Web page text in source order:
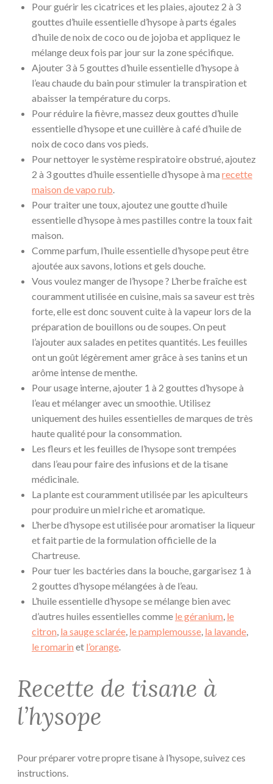
Pour guérir les cicatrices et les plaies, ajoutez 2 à 3
gouttes d’huile essentielle d’hysope à parts égales
d’huile de noix de coco ou de jojoba et appliquez le
mélange deux fois par jour sur la zone spécifique.
Ajouter 3 à 5 gouttes d’huile essentielle d’hysope à
l’eau chaude du bain pour stimuler la transpiration et
abaisser la température du corps.
Pour réduire la fièvre, massez deux gouttes d’huile
essentielle d’hysope et une cuillère à café d’huile de
noix de coco dans vos pieds.
Pour nettoyer le système respiratoire obstrué, ajoutez
2 à 3 gouttes d’huile essentielle d’hysope à ma recette
maison de vapo rub.
Pour traiter une toux, ajoutez une goutte d’huile
essentielle d’hysope à mes pastilles contre la toux fait
maison.
Comme parfum, l’huile essentielle d’hysope peut être
ajoutée aux savons, lotions et gels douche.
Vous voulez manger de l’hysope ? L’herbe fraîche est
couramment utilisée en cuisine, mais sa saveur est très
forte, elle est donc souvent cuite à la vapeur lors de la
préparation de bouillons ou de soupes. On peut
l’ajouter aux salades en petites quantités. Les feuilles
ont un goût légèrement amer grâce à ses tanins et un
arôme intense de menthe.
Pour usage interne, ajouter 1 à 2 gouttes d’hysope à
l’eau et mélanger avec un smoothie. Utilisez
uniquement des huiles essentielles de marques de très
haute qualité pour la consommation.
Les fleurs et les feuilles de l’hysope sont trempées
dans l’eau pour faire des infusions et de la tisane
médicinale.
La plante est couramment utilisée par les apiculteurs
pour produire un miel riche et aromatique.
L’herbe d’hysope est utilisée pour aromatiser la liqueur
et fait partie de la formulation officielle de la
Chartreuse.
Pour tuer les bactéries dans la bouche, gargarisez 1 à
2 gouttes d’hysope mélangées à de l’eau.
L’huile essentielle d’hysope se mélange bien avec
d’autres huiles essentielles comme le géranium, le
citron, la sauge sclarée, le pamplemousse, la lavande,
le romarin et l’orange.
Recette de tisane à
l’hysope
Pour préparer votre propre tisane à l’hysope, suivez ces
instructions.